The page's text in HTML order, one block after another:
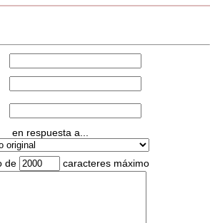
en respuesta a...
de caracteres máximo